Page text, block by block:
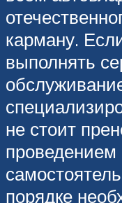
карману.
выполнять
не стоит
порядке